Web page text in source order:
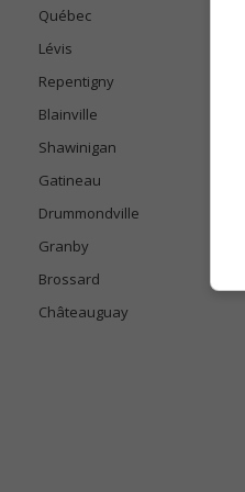
Québec
Lévis
Repentigny
Blainville
Shawinigan
Gatineau
Drummondville
Granby
Brossard
Châteauguay